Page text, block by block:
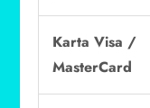
Karta Visa /
MasterCard